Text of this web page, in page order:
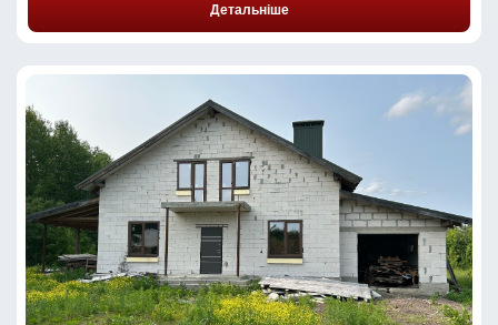
Детальніше